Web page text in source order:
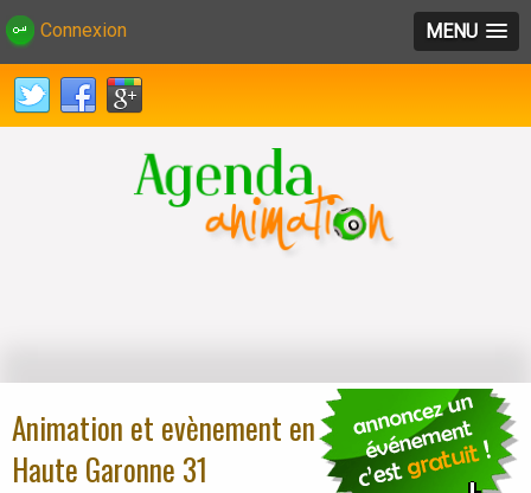
Connexion MENU
Animation et evènement en
Haute Garonne 31